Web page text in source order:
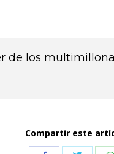
de los
Compartir este